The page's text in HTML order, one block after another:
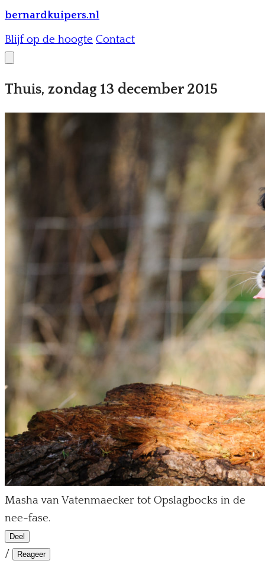
bernardkuipers.nl
Blijf op de hoogte Contact
Thuis, zondag 13 december 2015
Masha van Vatenmaecker tot Opslagbocks in de
nee-fase.
Deel
/ Reageer